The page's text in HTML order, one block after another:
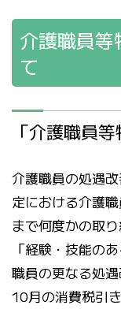
介護職員
て
「介護職員
介護職員の処遇
定における介護
まで何度かの取
「経験・技能の
職員の更なる処
10月の消費税引